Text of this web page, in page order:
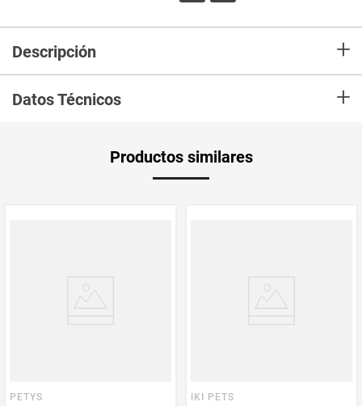
Descripción +
Marca CANAMOR y recibelo en tu casa en minutos.
Datos Técnicos +
Producto (kg)
Productos similares
PETYS IKI PETS